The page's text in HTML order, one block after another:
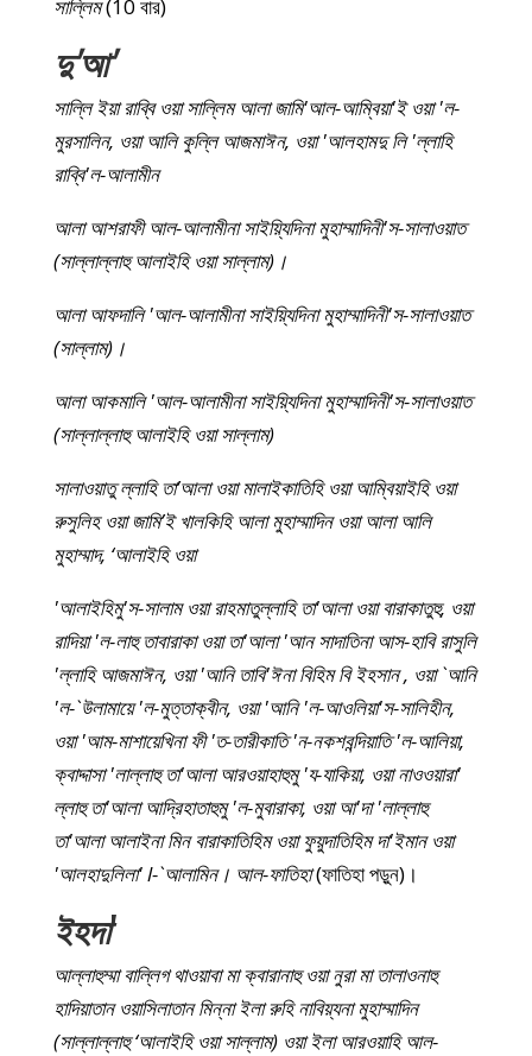
সাল্লিম(10 বার)
দু'আ'
সাল্লি ইয়া রাব্বি ওয়া সাল্লিম আলা জামি'আল-আম্বিয়া'ই ওয়া 'ল-
মুরসালিন, ওয়া আলি কুল্লি আজমাঈন, ওয়া 'আলহামদু লি 'ল্লাহি
রাব্বি'ল-আলামীন
আলা আশরাফী আল-আলামীনা সাইয়্যিদিনা মুহাম্মাদিনী'স-সালাওয়াত
(সাল্লাল্লাহু আলাইহি ওয়া সাল্লাম)।
আলা আফদালি 'আল-আলামীনা সাইয়্যিদিনা মুহাম্মাদিনী'স-সালাওয়াত
(সাল্লাম)।
আলা আকমালি 'আল-আলামীনা সাইয়্যিদিনা মুহাম্মাদিনী'স-সালাওয়াত
(সাল্লাল্লাহু আলাইহি ওয়া সাল্লাম)
সালাওয়াতু ল্লাহি তা’আলা ওয়া মালাইকাতিহি ওয়া আম্বিয়াইহি ওয়া
রুসুলিহ ওয়া জামি’ই খালকিহি আলা মুহাম্মাদিন ওয়া আলা আলি
মুহাম্মাদ, ‘আলাইহি ওয়া
'আলাইহিমু'স-সালাম ওয়া রাহমাতুল্লাহি তা'আলা ওয়া বারাকাতুহু, ওয়া
রাদিয়া 'ল-লাহু তাবারাকা ওয়া তা'আলা 'আন সাদাতিনা আস-হাবি রাসুলি
'ল্লাহি আজমাঈন, ওয়া 'আনি তাবি'ঈনা বিহিম বি ইহসান , ওয়া `আনি
'ল-`উলামায়ে 'ল-মুত্তাক্বীন, ওয়া 'আনি 'ল-আওলিয়া'স-সালিহীন,
ওয়া 'আম-মাশায়েখিনা ফী 'ত-তারীকাতি 'ন-নকশবন্দিয়াতি 'ল-আলিয়া,
ক্বাদ্দাসা 'লাল্লাহু তা'আলা আরওয়াহাহুমু 'য-যাকিয়া, ওয়া নাওওয়ারা'
ল্লাহু তা'আলা আদ্রিহাতাহুমু 'ল-মুবারাকা, ওয়া আ'দা 'লাল্লাহু
তা'আলা আলাইনা মিন বারাকাতিহিম ওয়া ফুয়ুদাতিহিম দা'ইমান ওয়া
'আলহাদুলিলা' l-`আলামিন। আল-ফাতিহা(ফাতিহা পড়ুন)।
ইহদা'
আল্লাহুম্মা বাল্লিগ থাওয়াবা মা ক্বারানাহু ওয়া নুরা মা তালাওনাহু
হাদিয়াতান ওয়াসিলাতান মিন্না ইলা রুহি নাবিয়্যনা মুহাম্মাদিন
(সাল্লাল্লাহু ‘আলাইহি ওয়া সাল্লাম) ওয়া ইলা আরওয়াহি আল-